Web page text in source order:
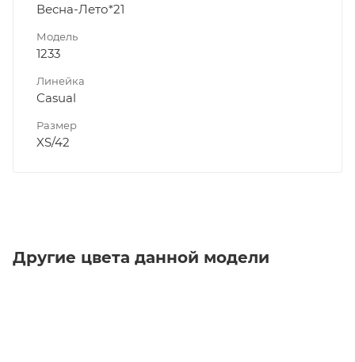
Другие цвета данной модели
Весна-Лето*21
Модель
1233
Линейка
Casual
Размер
XS/42